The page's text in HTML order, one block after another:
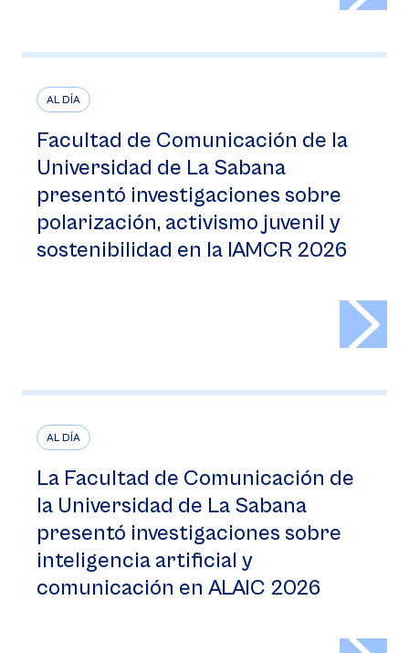
AL DÍA
Facultad de Comunicación de la
Universidad de La Sabana
presentó investigaciones sobre
polarización, activismo juvenil y
sostenibilidad en la IAMCR 2026
AL DÍA
La Facultad de Comunicación de
la Universidad de La Sabana
presentó investigaciones sobre
inteligencia artificial y
comunicación en ALAIC 2026